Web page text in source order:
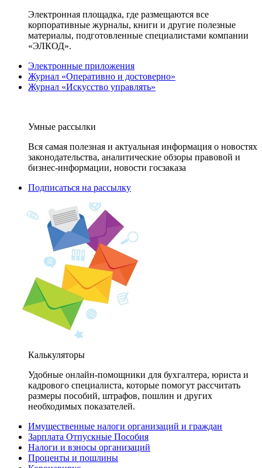
Электронная площадка, где размещаются все
корпоративные журналы, книги и другие полезные
материалы, подготовленные специалистами компании
«ЭЛКОД».
Электронные приложения
Журнал «Оперативно и достоверно»
Журнал «Искусство управлять»
Умные рассылки
Вся самая полезная и актуальная информация о новостях
законодательства, аналитические обзоры правовой и
бизнес-информации, новости госзаказа
Подписаться на рассылку
Калькуляторы
Удобные онлайн-помощники для бухгалтера, юриста и
кадрового специалиста, которые помогут рассчитать
размеры пособий, штрафов, пошлин и других
необходимых показателей.
Имущественные налоги организаций и граждан
Зарплата Отпускные Пособия
Налоги и взносы организаций
Проценты и пошлины